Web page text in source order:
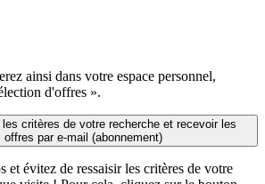
ainsi dans votre espace personnel,
d'offres ».
critères de votre recherche et recevoir les
offres par e-mail (abonnement)
et évitez de ressaisir les critères de votre